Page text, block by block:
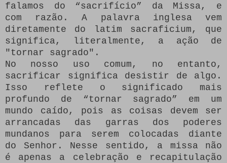
falamos do “sacrifício” da Missa, e
com razão.
A palavra inglesa vem
diretamente do latim sacraficium, que
significa, literalmente, a ação de
"tornar sagrado".
No nosso uso comum, no entanto,
sacrificar significa desistir de algo.
Isso reflete o significado mais
profundo de “tornar sagrado” em um
mundo caído, pois as coisas devem ser
arrancadas das garras dos poderes
mundanos para serem colocadas diante
do Senhor.
Nesse sentido, a missa não
é apenas a celebração e recapitulação